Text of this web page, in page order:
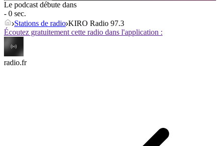
Le podcast débute dans
- 0 sec.
Stations de radio KIRO Radio 97.3
Écoutez gratuitement cette radio dans l'application :
radio.fr